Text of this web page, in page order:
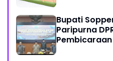
Bupati
Paripurna
Pembicaraan